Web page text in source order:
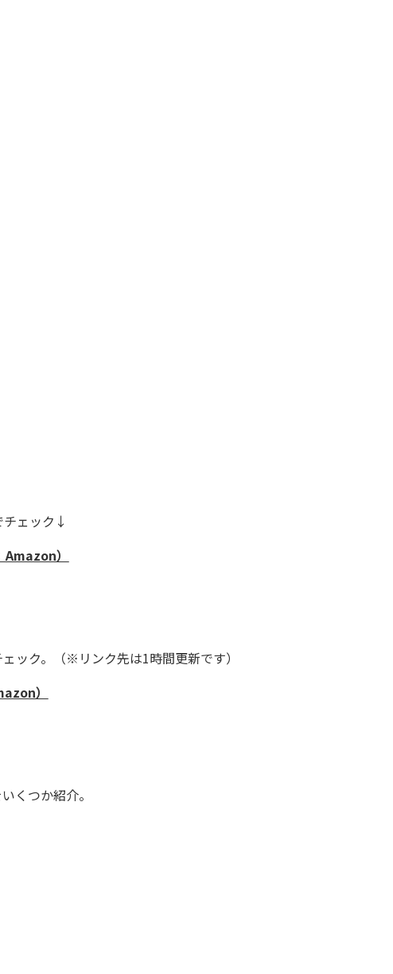
チェック↓
）
ック。（※リンク先は1時間更新です）
）
くつか紹介。